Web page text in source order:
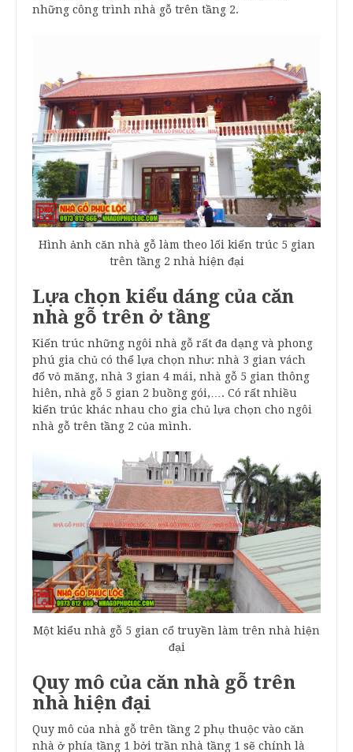
những công trình nhà gỗ trên tầng 2.
Hình ảnh căn nhà gỗ làm theo lối kiến trúc 5 gian
trên tầng 2 nhà hiện đại
Lựa chọn kiểu dáng của căn
nhà gỗ trên ở tầng
Kiến trúc những ngôi nhà gỗ rất đa dạng và phong
phú gia chủ có thể lựa chọn như: nhà 3 gian vách
đố vỏ măng, nhà 3 gian 4 mái, nhà gỗ 5 gian thông
hiên, nhà gỗ 5 gian 2 buồng gói,…. Có rất nhiều
kiến trúc khác nhau cho gia chủ lựa chọn cho ngôi
nhà gỗ trên tầng 2 của mình.
Một kiểu nhà gỗ 5 gian cổ truyền làm trên nhà hiện
đại
Quy mô của căn nhà gỗ trên
nhà hiện đại
Quy mô của nhà gỗ trên tầng 2 phụ thuộc vào căn
nhà ở phía tầng 1 bởi trần nhà tầng 1 sẽ chính là